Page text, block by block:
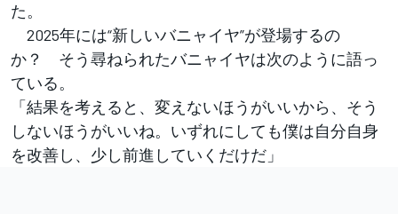
た。
2025年には“新しいバニャイヤ”が登場するの
か？ そう尋ねられたバニャイヤは次のように語っ
ている。
「結果を考えると、変えないほうがいいから、そう
しないほうがいいね。いずれにしても僕は自分自身
を改善し、少し前進していくだけだ」